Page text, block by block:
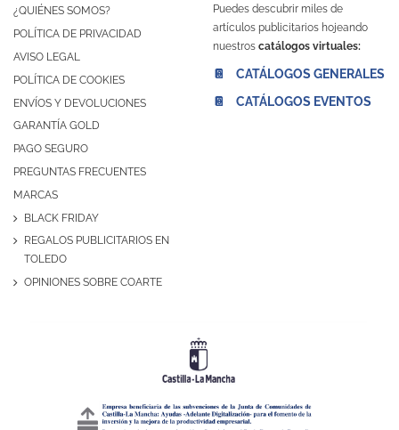
¿QUIÉNES SOMOS?
POLÍTICA DE PRIVACIDAD
AVISO LEGAL
POLÍTICA DE COOKIES
ENVÍOS Y DEVOLUCIONES
GARANTÍA GOLD
PAGO SEGURO
PREGUNTAS FRECUENTES
MARCAS
BLACK FRIDAY
REGALOS PUBLICITARIOS EN
TOLEDO
OPINIONES SOBRE COARTE
Puedes descubrir miles de
artículos publicitarios hojeando
nuestros catálogos virtuales:
📔 CATÁLOGOS GENERALES
📔 CATÁLOGOS EVENTOS